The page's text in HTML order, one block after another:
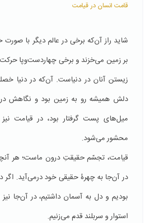
قامت انسان در قیامت
شاید راز آن‌که برخی در عالم دیگر با صورت
بر زمین می‌خزند و برخی چهاردست‌وپا
زیستن آنان در دنیاست. آن‌که در دنیا
دلش همیشه رو به زمین بود و نگاهش
میل‌های پست گرفتار بود، در قیامت
محشور می‌شود.
قیامت، تجسّم حقیقتِ درون ماست؛ هر آنچه
در آن‌جا به چهرۀ حقیقی خود درمی‌آید. اگر
بودیم و دل به آسمان داشتیم، در آن‌جا
استوار و سربلند قدم می‌زنیم.